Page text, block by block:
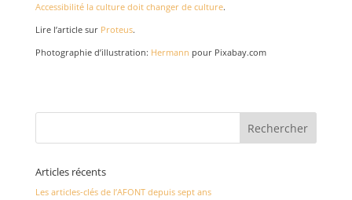
Accessibilité la culture doit changer de culture.
Lire l’article sur Proteus.
Photographie d’illustration: Hermann pour Pixabay.com
Articles récents
Les articles-clés de l’AFONT depuis sept ans